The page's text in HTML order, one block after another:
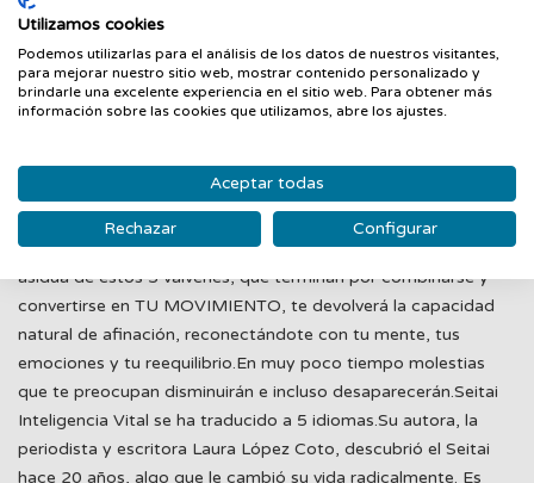
movimiento espontáneo y restaurativo, se llama KATSUGEN
UNDO. Una práctica muy popular en personas que practican
Aikido, Meditación, deportistas, músicos y todo aquel que
desea recuperar el orden natural perdido por malas posturas y
Ministerio de Educación, Cultura y Cienciajaponés desde 1959
como actividad esencial para la salud pública e incluso se
utiliza en algunos hospitales como práctica complementaria
para ayudar a la recuperación de los pacientes.La repetición
asidua de estos 5 vaivenes, que terminan por combinarse y
convertirse en TU MOVIMIENTO, te devolverá la capacidad
natural de afinación, reconectándote con tu mente, tus
emociones y tu reequilibrio.En muy poco tiempo molestias
que te preocupan disminuirán e incluso desaparecerán.Seitai
Inteligencia Vital se ha traducido a 5 idiomas.Su autora, la
periodista y escritora Laura López Coto, descubrió el Seitai
hace 20 años, algo que le cambió su vida radicalmente. Es
Utilizamos cookies
Podemos utilizarlas para el análisis de los datos de nuestros visitantes,
para mejorar nuestro sitio web, mostrar contenido personalizado y
brindarle una excelente experiencia en el sitio web. Para obtener más
información sobre las cookies que utilizamos, abre los ajustes.
Aceptar todas
Rechazar Configurar